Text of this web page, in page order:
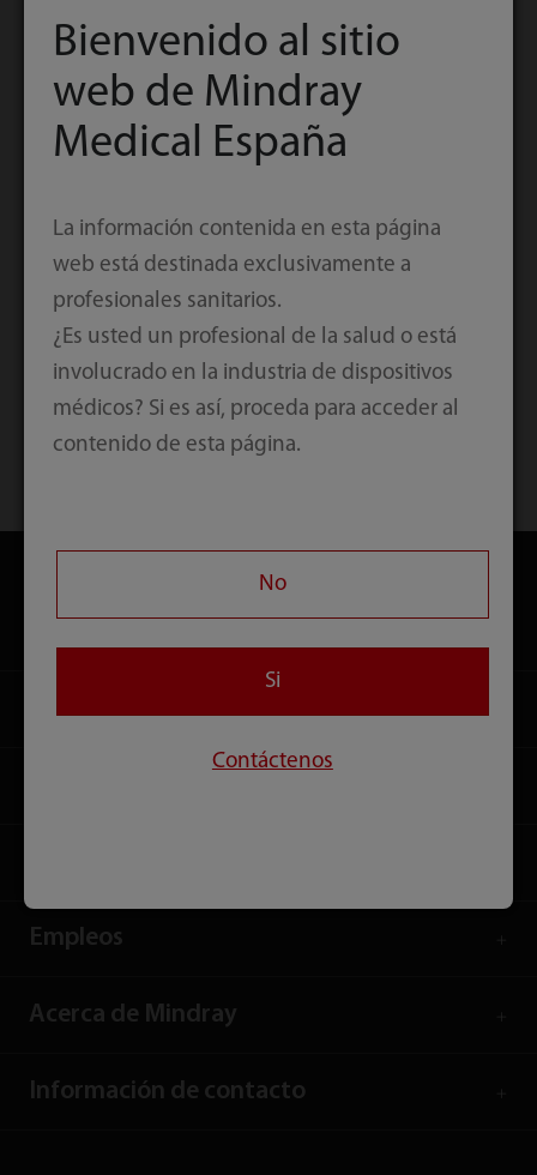
Empleos
Acerca de Mindray
Información de contacto
Bienvenido al sitio
web de Mindray
Medical España
La información contenida en esta página
web está destinada exclusivamente a
profesionales sanitarios.
¿Es usted un profesional de la salud o está
involucrado en la industria de dispositivos
médicos? Si es así, proceda para acceder al
contenido de esta página.
No
Si
Contáctenos